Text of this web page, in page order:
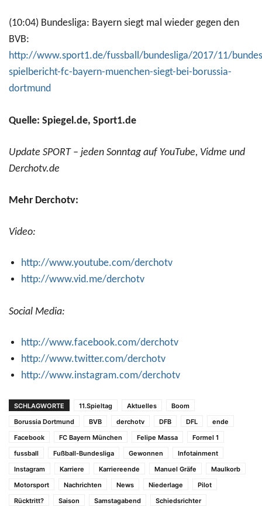
(10:04) Bundesliga: Bayern siegt mal wieder gegen den
BVB:
http://www.sport1.de/fussball/bundesliga/2017/11/
spielbericht-fc-bayern-muenchen-siegt-bei-borussia-
dortmund
Quelle: Spiegel.de, Sport1.de
Update SPORT – jeden Sonntag auf YouTube, Vidme und
Derchotv.de
Mehr Derchotv:
Video:
http://www.youtube.com/derchotv
http://www.vid.me/derchotv
Social Media:
http://www.facebook.com/derchotv
http://www.twitter.com/derchotv
http://www.instagram.com/derchotv
SCHLAGWORTE 11.Spieltag Aktuelles
Boom
Borussia Dortmund
BVB derchotv DFB DFL
ende
Facebook
FC Bayern München Felipe Massa
Formel 1
fussball
Fußball-Bundesliga Gewonnen
Infotainment
Instagram
Karriere Karriereende Manuel Gräfe
Maulkorb
Motorsport
Nachrichten News Niederlage
Pilot
Rücktritt?
Saison Samstagabend
Schiedsrichter